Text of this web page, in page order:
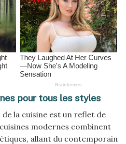
pour tous les styles
la cuisine est un reflet de
modernes combinent
allant du contemporain